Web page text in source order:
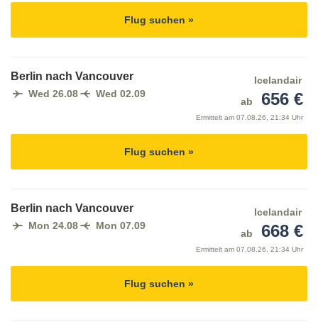
Flug suchen »
Berlin nach Vancouver
Wed 26.08 Wed 02.09
Icelandair
ab
656 €
Ermittelt am 07.08.26, 21:34 Uhr
Flug suchen »
Berlin nach Vancouver
Mon 24.08 Mon 07.09
Icelandair
ab
668 €
Ermittelt am 07.08.26, 21:34 Uhr
Flug suchen »